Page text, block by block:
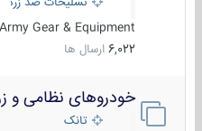
Army Gear & Equipment
6,022 ارسال ها
خودروهای نظامی و
تانک